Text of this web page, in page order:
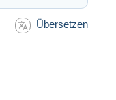
Übersetzen